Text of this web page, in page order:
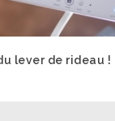
lever de rideau !